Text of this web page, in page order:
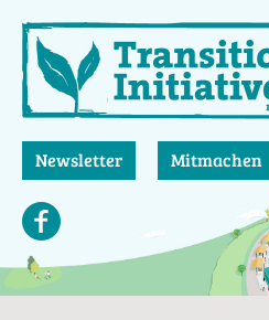
zum
Inhalt
Newsletter Mitmachen